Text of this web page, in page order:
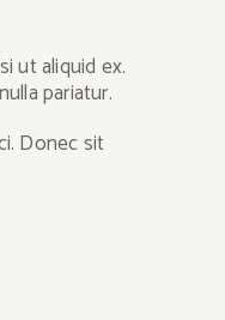
ut aliquid ex.
pariatur.
Donec sit